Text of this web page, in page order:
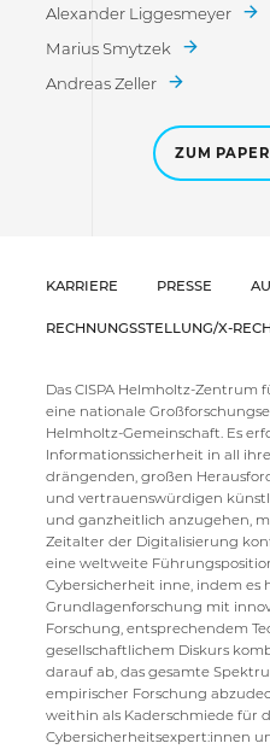
Alexander Liggesmeyer
Marius Smytzek
Andreas Zeller
ZUM PAPER
KARRIERE PRESSE
RECHNUNGSSTELLUNG/X-
Das CISPA Helmholtz-Zentrum
eine nationale
Helmholtz-Gemeinschaft. Es
Informationssicherheit in all
drängenden, großen
und vertrauenswürdigen
und ganzheitlich anzugehen,
Zeitalter der Digitalisierung
eine weltweite
Cybersicherheit inne, indem
Grundlagenforschung mit
Forschung, entsprechendem
gesellschaftlichem Diskurs
darauf ab, das gesamte
empirischer Forschung
weithin als Kaderschmiede für
Cybersicherheitsexpert:innen